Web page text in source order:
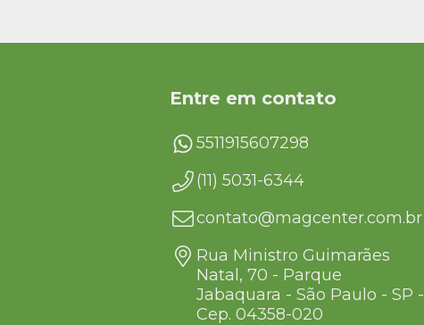
Entre em contato
5511915607298
(11) 5031-6344
contato@magcenter.com.br
Rua Ministro Guimarães
Natal, 70 - Parque
Jabaquara - São Paulo - SP -
Cep. 04358-020